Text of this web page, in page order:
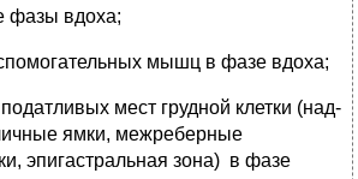
фазы вдоха;
мышц в фазе вдоха;
мест грудной клетки (над-
ямки, межреберные
эпигастральная зона) в фазе